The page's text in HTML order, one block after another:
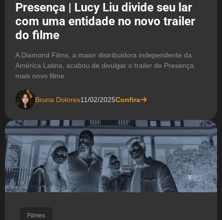
Presença | Lucy Liu divide seu lar
com uma entidade no novo trailer
do filme
A Diamond Films, a maior distribuidora independente da
América Latina, acabou de divulgar o trailer de Presença,
mais novo filme
Bruna Dolores11/02/2025Confira
Filmes